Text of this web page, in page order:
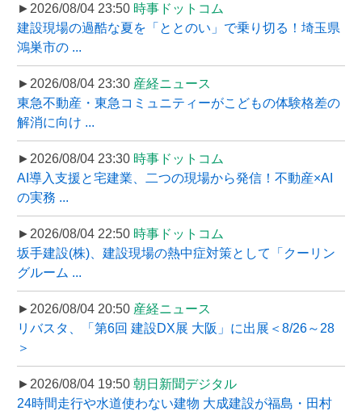
►2026/08/04 23:50 時事ドットコム
建設現場の過酷な夏を「ととのい」で乗り切る！埼玉県
鴻巣市の ...
►2026/08/04 23:30 産経ニュース
東急不動産・東急コミュニティーがこどもの体験格差の
解消に向け ...
►2026/08/04 23:30 時事ドットコム
AI導入支援と宅建業、二つの現場から発信！不動産×AI
の実務 ...
►2026/08/04 22:50 時事ドットコム
坂手建設(株)、建設現場の熱中症対策として「クーリン
グルーム ...
►2026/08/04 20:50 産経ニュース
リバスタ、「第6回 建設DX展 大阪」に出展＜8/26～28
＞
►2026/08/04 19:50 朝日新聞デジタル
24時間走行や水道使わない建物 大成建設が福島・田村